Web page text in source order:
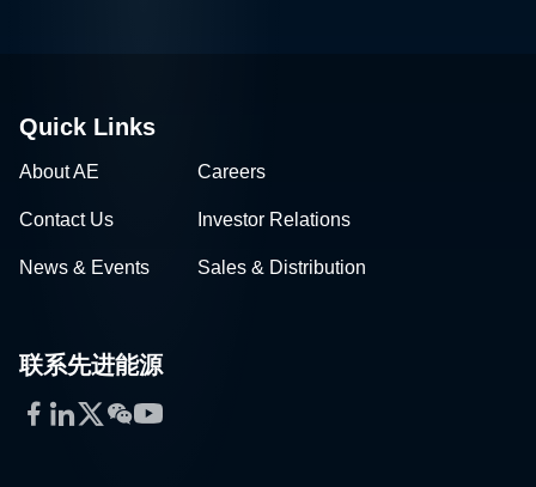
Quick Links
About AE Careers
Contact Us Investor Relations
News & Events Sales & Distribution
联系先进能源
Facebook
LinkedIn
Twitter
WeChat
YouTube